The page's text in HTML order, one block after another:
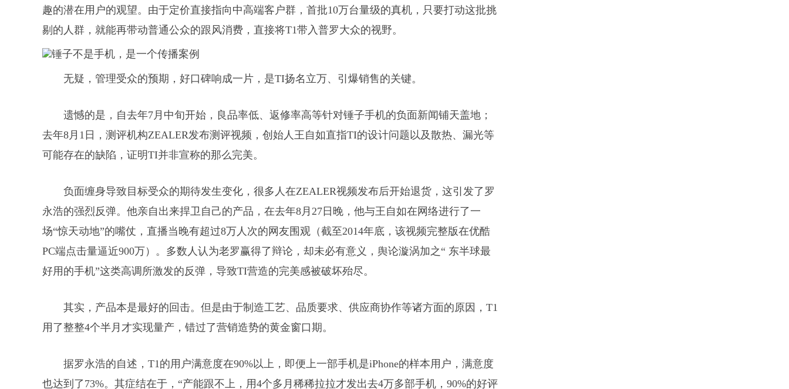
趣的潜在用户的观望。由于定价直接指向中高端客户群，首批10万台量级的真机，只要打动这批挑
剔的人群，就能再带动普通公众的跟风消费，直接将T1带入普罗大众的视野。
无疑，管理受众的预期，好口碑响成一片，是TI扬名立万、引爆销售的关键。
遗憾的是，自去年7月中旬开始，良品率低、返修率高等针对锤子手机的负面新闻铺天盖地；
去年8月1日，测评机构ZEALER发布测评视频，创始人王自如直指TI的设计问题以及散热、漏光等
可能存在的缺陷，证明TI并非宣称的那么完美。
负面缠身导致目标受众的期待发生变化，很多人在ZEALER视频发布后开始退货，这引发了罗
永浩的强烈反弹。他亲自出来捍卫自己的产品，在去年8月27日晚，他与王自如在网络进行了一
场“惊天动地”的嘴仗，直播当晚有超过8万人次的网友围观（截至2014年底，该视频完整版在优酷
PC端点击量逼近900万）。多数人认为老罗赢得了辩论，却未必有意义，舆论漩涡加之“ 东半球最
好用的手机”这类高调所激发的反弹，导致TI营造的完美感被破坏殆尽。
其实，产品本是最好的回击。但是由于制造工艺、品质要求、供应商协作等诸方面的原因，T1
用了整整4个半月才实现量产，错过了营销造势的黄金窗口期。
据罗永浩的自述，T1的用户满意度在90%以上，即便上一部手机是iPhone的样本用户，满意度
也达到了73%。其症结在于，“产能跟不上，用4个多月稀稀拉拉才发出去4万多部手机，90%的好评